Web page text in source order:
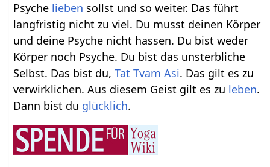
Psyche lieben sollst und so weiter. Das führt
langfristig nicht zu viel. Du musst deinen Körper
und deine Psyche nicht hassen. Du bist weder
Körper noch Psyche. Du bist das unsterbliche
Selbst. Das bist du,Tat Tvam Asi. Das gilt es zu
verwirklichen. Aus diesem Geist gilt es zu leben.
Dann bist du glücklich.